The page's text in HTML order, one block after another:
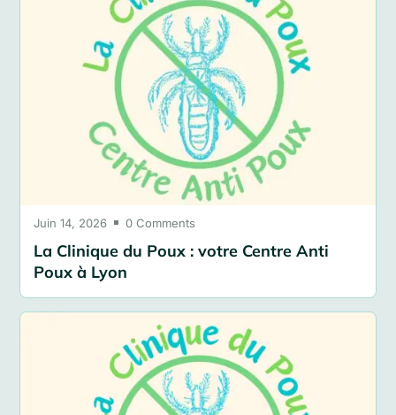
Juin 14, 2026 0 Comments
La Clinique du Poux : votre Centre Anti
Poux à Lyon